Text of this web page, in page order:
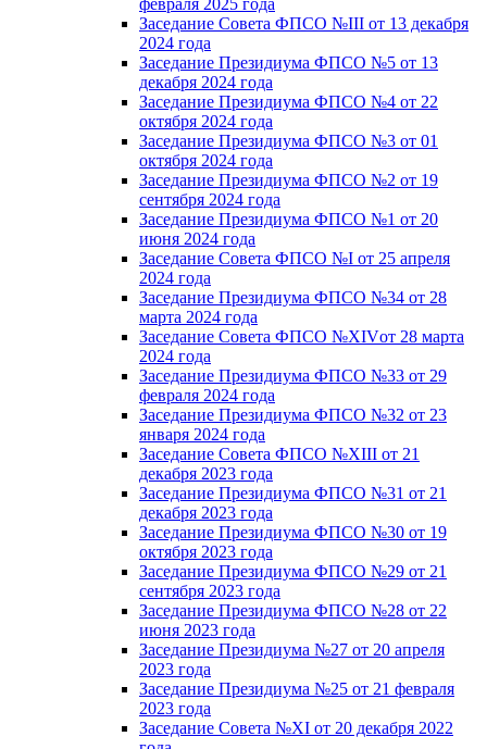
Заседание Совета ФПСО №III от 13 декабря
2024 года
Заседание Президиума ФПСО №5 от 13
декабря 2024 года
Заседание Президиума ФПСО №4 от 22
октября 2024 года
Заседание Президиума ФПСО №3 от 01
октября 2024 года
Заседание Президиума ФПСО №2 от 19
сентября 2024 года
Заседание Президиума ФПСО №1 от 20
июня 2024 года
Заседание Совета ФПСО №I от 25 апреля
2024 года
Заседание Президиума ФПСО №34 от 28
марта 2024 года
Заседание Совета ФПСО №XIVот 28 марта
2024 года
Заседание Президиума ФПСО №33 от 29
февраля 2024 года
Заседание Президиума ФПСО №32 от 23
января 2024 года
Заседание Совета ФПСО №XIII от 21
декабря 2023 года
Заседание Президиума ФПСО №31 от 21
декабря 2023 года
Заседание Президиума ФПСО №30 от 19
октября 2023 года
Заседание Президиума ФПСО №29 от 21
сентября 2023 года
Заседание Президиума ФПСО №28 от 22
июня 2023 года
Заседание Президиума №27 от 20 апреля
2023 года
Заседание Президиума №25 от 21 февраля
2023 года
Заседание Совета №XI от 20 декабря 2022